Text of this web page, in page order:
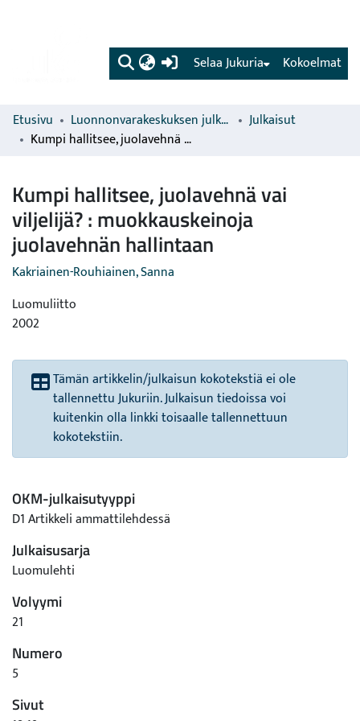
(current) Kokoelmat
Selaa Jukuria
Etusivu Luonnonvarakeskuksen julkaisut
Julkaisut
Kumpi hallitsee, juolavehnä vai viljelijä? : muokkauskeinoja juolavehnän hallintaan
Kumpi hallitsee, juolavehnä vai
viljelijä? : muokkauskeinoja
juolavehnän hallintaan
Kakriainen-Rouhiainen, Sanna
Luomuliitto
2002
Tämän artikkelin/julkaisun kokotekstiä ei ole
tallennettu Jukuriin. Julkaisun tiedoissa voi
kuitenkin olla linkki toisaalle tallennettuun
kokotekstiin.
OKM-julkaisutyyppi
D1 Artikkeli ammattilehdessä
Julkaisusarja
Luomulehti
Volyymi
21
Numero
5
Sivut